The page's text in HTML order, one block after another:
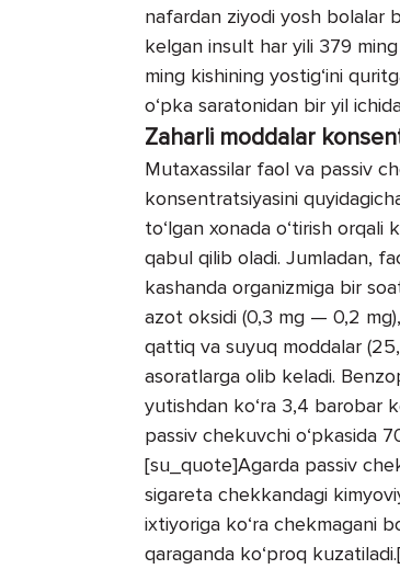
nafardan ziyodi yosh bolalar
kelgan insult har yili 379
ming kishining yostig‘ini
o‘pka saratonidan bir yil
Zaharli moddalar
Mutaxassilar faol va passiv
konsentratsiyasini
to‘lgan xonada o‘tirish
qabul qilib oladi. Jumladan,
kashanda organizmiga bir
azot oksidi (0,3 mg — 0,2
qattiq va suyuq moddalar
asoratlarga olib keladi.
yutishdan ko‘ra 3,4 barobar
passiv chekuvchi o‘pkasida
[su_quote]Agarda passiv
sigareta chekkandagi
ixtiyoriga ko‘ra chekmagani
qaraganda ko‘proq